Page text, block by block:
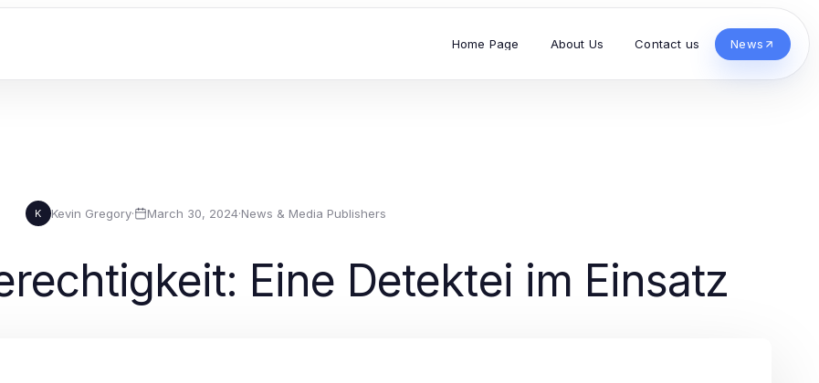
Home Page About Us Contact us News
K Kevin Gregory· March 30, 2024·News & Media Publishers
Eine Detektei im Einsatz